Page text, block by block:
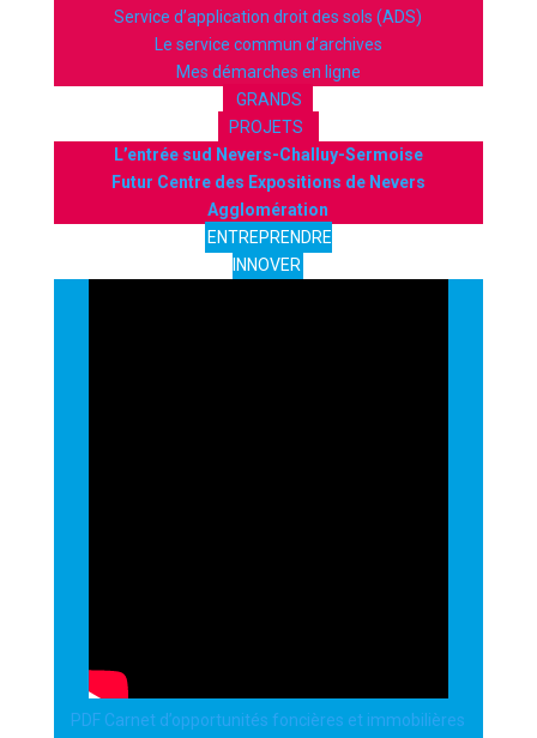
Service d’application droit des sols (ADS)
Le service commun d’archives
Mes démarches en ligne
GRANDS
PROJETS
L’entrée sud Nevers-Challuy-Sermoise
Futur Centre des Expositions de Nevers
Agglomération
ENTREPRENDRE
INNOVER
PDF Carnet d’opportunités foncières et immobilières